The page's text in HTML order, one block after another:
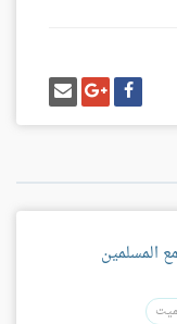
شارك
على
فيسبوك
شارك
على
غوغل
بلس
إرسل
إيميل
المسلمين